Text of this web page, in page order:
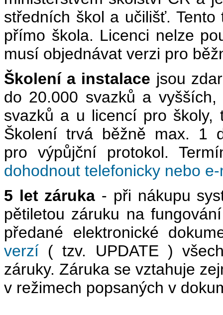
středních škol a učilišť.
přímo škola. Licenci nelze
musí objednávat verzi pro
Školení a instalace jsou
do 20.000 svazků a
svazků a u licencí pro školy,
Školení trvá běžně max. 1
pro výpůjční protokol.
dohodnout telefonicky nebo
5 let záruka - při nákupu
pětiletou záruku na
předané elektronické
verzí ( tzv. UPDATE )
záruky. Záruka se vztahuje
v režimech popsaných v